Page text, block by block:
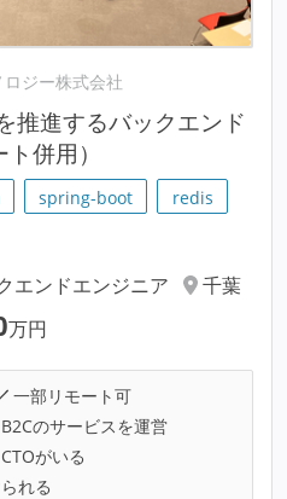
ジー株式会社
推進するバックエンド
併用）
spring-boot
redis
エンドエンジニア
千葉
万円
一部リモート可
B2Cのサービスを運営
CTOがいる
れる